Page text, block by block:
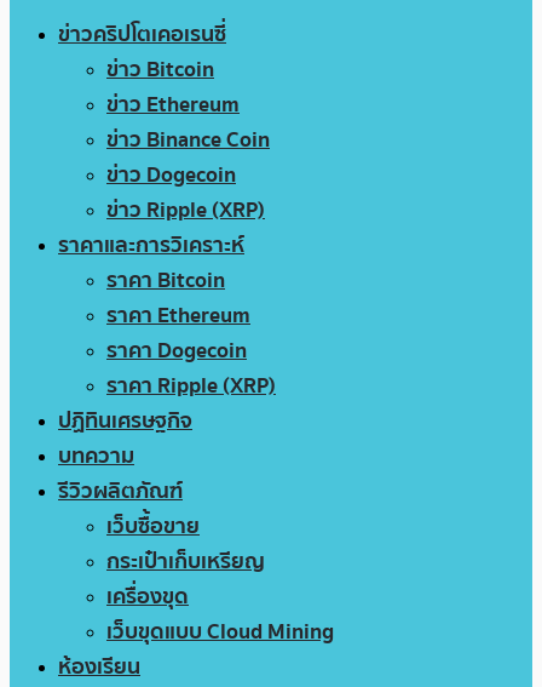
ข่าวคริปโตเคอเรนซี่
ข่าว Bitcoin
ข่าว Ethereum
ข่าว Binance Coin
ข่าว Dogecoin
ข่าว Ripple (XRP)
ราคาและการวิเคราะห์
ราคา Bitcoin
ราคา Ethereum
ราคา Dogecoin
ราคา Ripple (XRP)
ปฏิทินเศรษฐกิจ
บทความ
รีวิวผลิตภัณฑ์
เว็บซื้อขาย
กระเป๋าเก็บเหรียญ
เครื่องขุด
เว็บขุดแบบ Cloud Mining
ห้องเรียน